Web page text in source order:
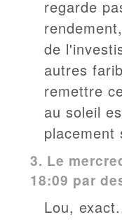
regarde
de
autres
remettre
au soleil
placement
3. Le
18:09 par
Lou,